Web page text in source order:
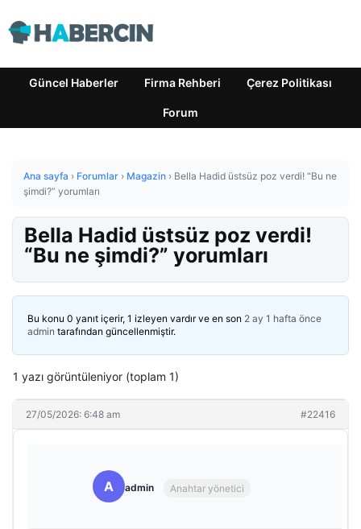
Güncel Haberler Firma Rehberi Çerez Politikası
Forum
Ana sayfa › Forumlar › Magazin › Bella Hadid üstsüz poz verdi! “Bu ne
şimdi?” yorumları
Bella Hadid üstsüz poz verdi!
“Bu ne şimdi?” yorumları
Bu konu 0 yanıt içerir, 1 izleyen vardır ve en son 2 ay 1 hafta önce
admin tarafından güncellenmiştir.
1 yazı görüntüleniyor (toplam 1)
27/05/2026: 6:48 am #22416
A admin Anahtar yönetici